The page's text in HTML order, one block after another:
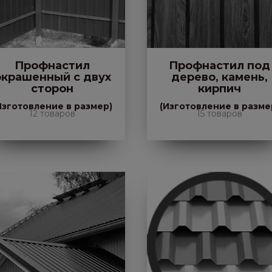
Профнастил
с двух
сторон
в размер)
12 товаров
Профнастил под
дерево, камень,
кирпич
(Изготовление в
15 товаров